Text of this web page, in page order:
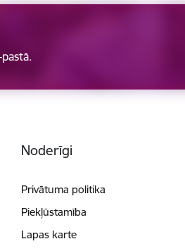
Noderīgi
Privātuma politika
Piekļūstamība
Lapas karte